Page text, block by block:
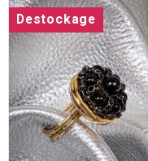
Destockage